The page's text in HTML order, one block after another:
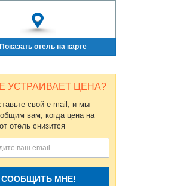
Показать отель на карте
УСТРАИВАЕТ ЦЕНА?
свой e-mail, и мы
вам, когда цена на
отель снизится
СООБЩИТЬ МНЕ!